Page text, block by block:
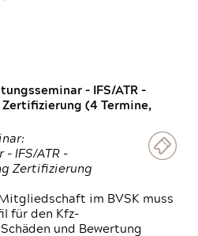
- IFS/ATR -
(4 Termine,
IFS/ATR -
Zertifizierung
im BVSK muss
für den Kfz-
und Bewertung